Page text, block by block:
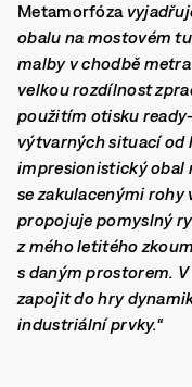
Metamorfóza
obalu na mostovém
malby v chodbě
velkou rozdílnost
použitím otisku
výtvarných situací od
impresionistický obal
se zakulacenými rohy
propojuje pomyslný
z mého letitého
s daným prostorem.
zapojit do hry
industriální prvky.“